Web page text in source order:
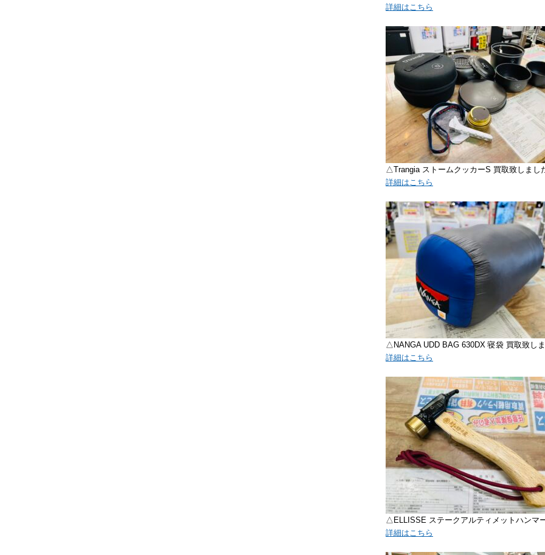
詳細はこちら
△Trangia ストームクッカーS 買取致しまし
詳細はこちら
△NANGA UDD BAG 630DX 寝袋 買取致し
詳細はこちら
△ELLISSE ステークアルティメットハンマ
詳細はこちら